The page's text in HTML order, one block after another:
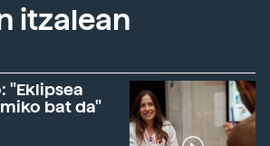
itzalean
"Eklipsea
bat da"